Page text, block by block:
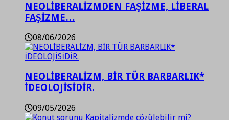
NEOLİBERALİZMDEN FAŞİZME, LİBERAL
FAŞİZME…
08/06/2026
NEOLİBERALİZM, BİR TÜR BARBARLIK*
İDEOLOJİSİDİR.
09/05/2026